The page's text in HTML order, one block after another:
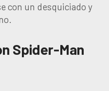
con un desquiciado y
Spider-Man